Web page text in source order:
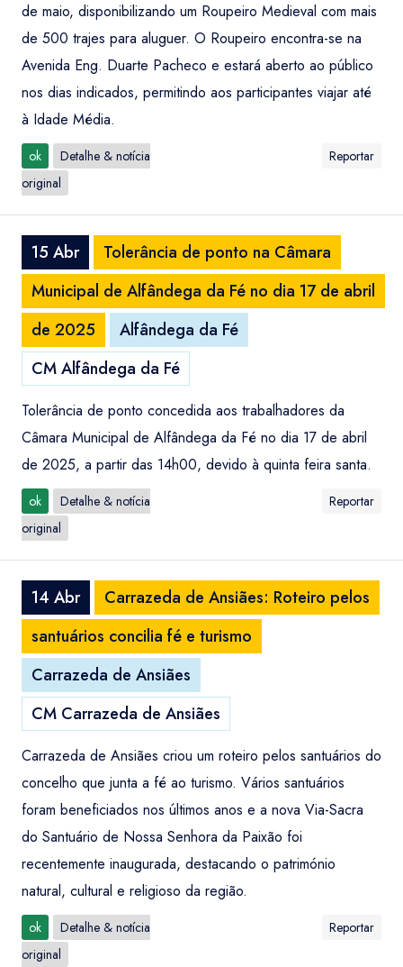
de maio, disponibilizando um Roupeiro Medieval com mais
de 500 trajes para aluguer. O Roupeiro encontra-se na
Avenida Eng. Duarte Pacheco e estará aberto ao público
nos dias indicados, permitindo aos participantes viajar até
à Idade Média.
ok
Detalhe & notícia
original
Reportar
15 Abr
Tolerância de ponto na Câmara
Municipal de Alfândega da Fé no dia 17 de abril
de 2025
Alfândega da Fé
CM Alfândega da Fé
Tolerância de ponto concedida aos trabalhadores da
Câmara Municipal de Alfândega da Fé no dia 17 de abril
de 2025, a partir das 14h00, devido à quinta feira santa.
ok
Detalhe & notícia
original
Reportar
14 Abr
Carrazeda de Ansiães: Roteiro pelos
santuários concilia fé e turismo
Carrazeda de Ansiães
CM Carrazeda de Ansiães
Carrazeda de Ansiães criou um roteiro pelos santuários do
concelho que junta a fé ao turismo. Vários santuários
foram beneficiados nos últimos anos e a nova Via-Sacra
do Santuário de Nossa Senhora da Paixão foi
recentemente inaugurada, destacando o património
natural, cultural e religioso da região.
ok
Detalhe & notícia
original
Reportar